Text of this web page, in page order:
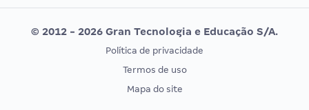
Editais publicados
Vunesp
CONCURSOS POR PROFISSÃO
EXAME DE ORDEM
© 2012 - 2026 Gran Tecnologia e Educação S/A.
Política de privacidade
Termos de uso
Mapa do site